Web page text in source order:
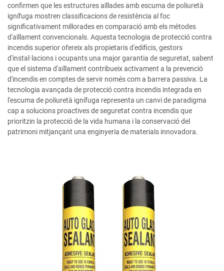
confirmen que les estructures aïllades amb escuma de poliuretà
ignífuga mostren classificacions de resistència al foc
significativament millorades en comparació amb els mètodes
d'aïllament convencionals. Aquesta tecnologia de protecció contra
incendis superior ofereix als propietaris d'edificis, gestors
d'instal·lacions i ocupants una major garantia de seguretat, sabent
que el sistema d'aïllament contribueix activament a la prevenció
d'incendis en comptes de servir només com a barrera passiva. La
tecnologia avançada de protecció contra incendis integrada en
l'escuma de poliuretà ignífuga representa un canvi de paradigma
cap a solucions proactives de seguretat contra incendis que
prioritzin la protecció de la vida humana i la conservació del
patrimoni mitjançant una enginyeria de materials innovadora.